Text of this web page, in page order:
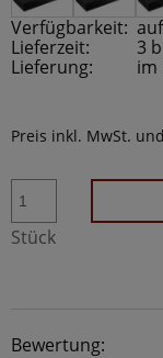
Verfügbarkeit:
Lieferzeit:
3
Lieferung:
im
Der Preis
Preis inkl. MwSt.
Stück
Bewertung: